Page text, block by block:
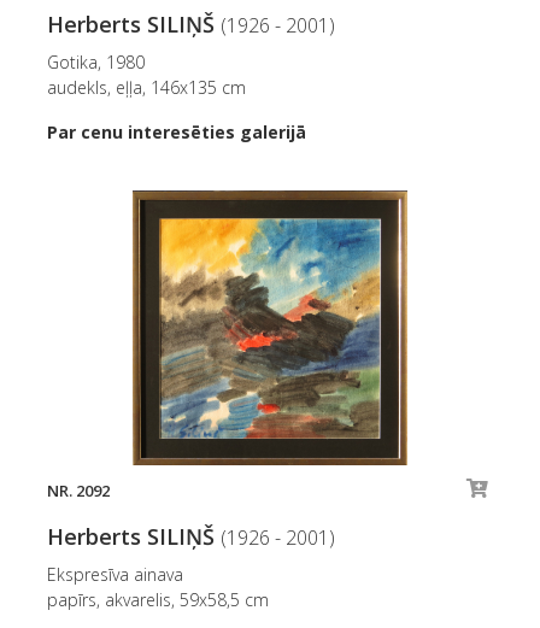
Herberts SILIŅŠ (1926 - 2001)
Gotika, 1980
audekls, eļļa, 146x135 cm
Par cenu interesēties galerijā
NR. 2092
Herberts SILIŅŠ (1926 - 2001)
Ekspresīva ainava
papīrs, akvarelis, 59x58,5 cm